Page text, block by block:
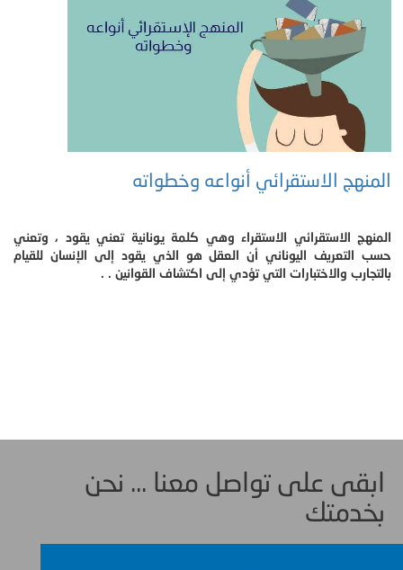
المنهج الاستقرائي أنواعه وخطواته
المنهج الاستقرائي الاستقراء وهي كلمة يونانية تعني يقود ، وتعني
حسب التعريف اليوناني أن العقل هو الذي يقود إلى الإنسان للقيام
بالتجارب والاختبارات التي تؤدي إلى اكتشاف القوانين . .
ابقى على تواصل معنا ... نحن
بخدمتك